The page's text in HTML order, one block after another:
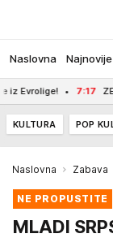
Naslovna Najnovije
7:17
KULTURA POP
Naslovna Zabava
NE PROPUSTITE
MLADI